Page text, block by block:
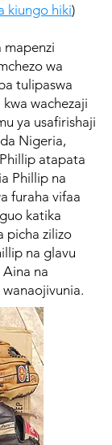
kiungo hiki)
mapenzi
wa
tulipaswa
wachezaji
ya usafirishaji
Nigeria,
atapata
Phillip na
furaha vifaa
katika
picha zilizo
na glavu
na